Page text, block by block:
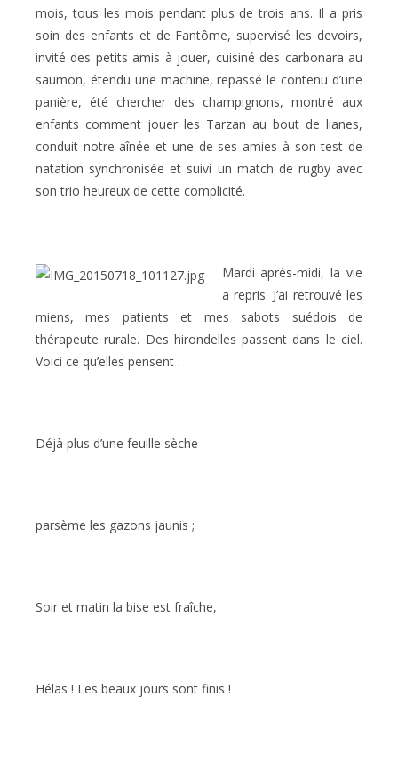
mois, tous les mois pendant plus de trois ans. Il a pris
soin des enfants et de Fantôme, supervisé les devoirs,
invité des petits amis à jouer, cuisiné des carbonara au
saumon, étendu une machine, repassé le contenu d’une
panière, été chercher des champignons, montré aux
enfants comment jouer les Tarzan au bout de lianes,
conduit notre aînée et une de ses amies à son test de
natation synchronisée et suivi un match de rugby avec
son trio heureux de cette complicité.
Mardi après-midi, la vie
a repris. J’ai retrouvé les
miens, mes patients et mes sabots suédois de
thérapeute rurale. Des hirondelles passent dans le ciel.
Voici ce qu’elles pensent :
Déjà plus d’une feuille sèche
parsème les gazons jaunis ;
Soir et matin la bise est fraîche,
Hélas ! Les beaux jours sont finis !